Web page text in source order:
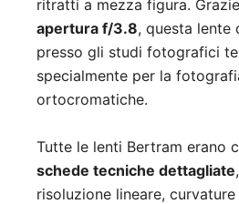
ritratti a mezza figura.
apertura f/3.8, questa lente
presso gli studi fotografici
specialmente per la
ortocromatiche.
Tutte le lenti Bertram erano
schede tecniche dettagliate
risoluzione lineare,